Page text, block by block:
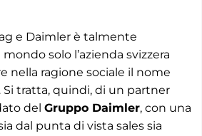
e Daimler è talmente
solo l’azienda svizzera
nella ragione sociale il nome
Si tratta, quindi, di un partner
del Gruppo Daimler, con una
dal punta di vista sales sia